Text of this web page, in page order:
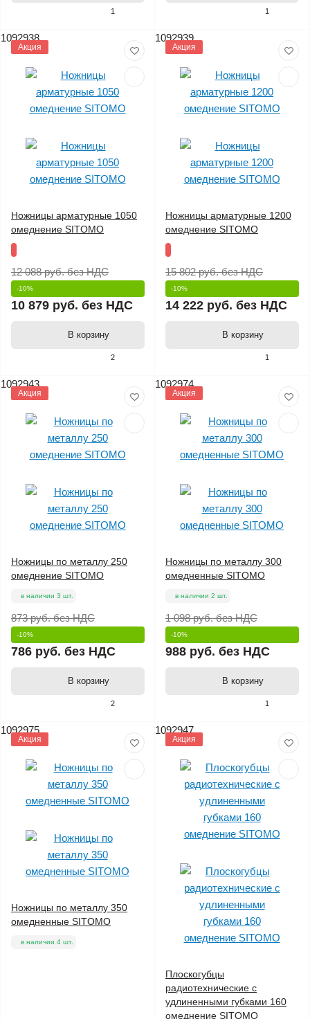
1 1
1092938
Акция
2
Ножницы арматурные 1050
омеднение SITOMO
12 088 руб.без НДС
-10%
10 879 руб. без НДС
В корзину
1092939
Акция
1
Ножницы арматурные 1200
омеднение SITOMO
15 802 руб.без НДС
-10%
14 222 руб. без НДС
В корзину
1092943
Акция
2
Ножницы по металлу 250
омеднение SITOMO
в наличии 3 шт.
873 руб.без НДС
-10%
786 руб. без НДС
В корзину
1092974
Акция
1
Ножницы по металлу 300
омедненные SITOMO
в наличии 2 шт.
1 098 руб.без НДС
-10%
988 руб. без НДС
В корзину
1092975
Акция
Ножницы по металлу 350
омедненные SITOMO
в наличии 4 шт.
1092947
Акция
Плоскогубцы
радиотехнические с
удлиненными губками 160
омеднение SITOMO